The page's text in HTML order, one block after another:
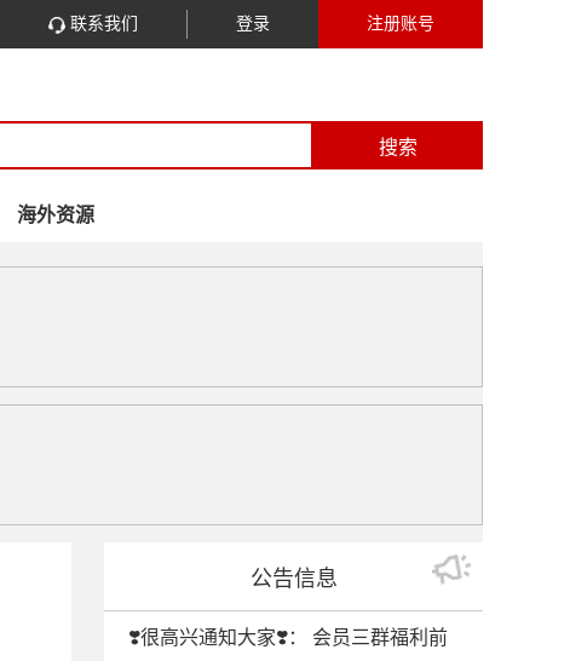
注册账号
登录
联系我们
搜索
海外资源
公告信息
❣️很高兴通知大家❣️： 会员三群福利前